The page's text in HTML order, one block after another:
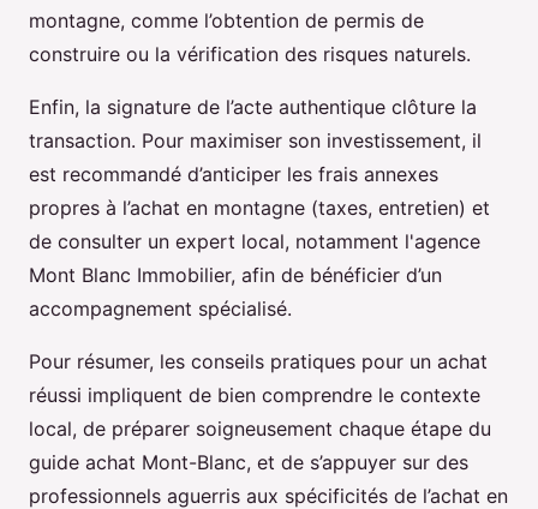
montagne, comme l’obtention de permis de
construire ou la vérification des risques naturels.
Enfin, la signature de l’acte authentique clôture la
transaction. Pour maximiser son investissement, il
est recommandé d’anticiper les frais annexes
propres à l’achat en montagne (taxes, entretien) et
de consulter un expert local, notamment l'agence
Mont Blanc Immobilier, afin de bénéficier d’un
accompagnement spécialisé.
Pour résumer, les conseils pratiques pour un achat
réussi impliquent de bien comprendre le contexte
local, de préparer soigneusement chaque étape du
guide achat Mont-Blanc, et de s’appuyer sur des
professionnels aguerris aux spécificités de l’achat en